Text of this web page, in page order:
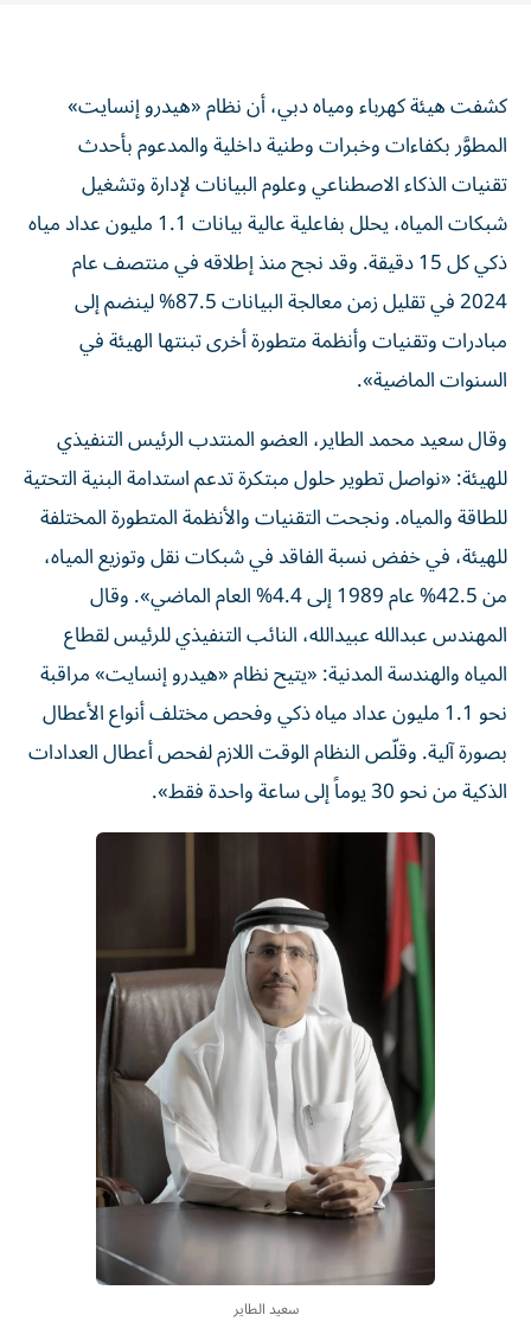
كشفت هيئة كهرباء ومياه دبي، أن نظام «هيدرو إنسايت»
المطوَّر بكفاءات وخبرات وطنية داخلية والمدعوم بأحدث
تقنيات الذكاء الاصطناعي وعلوم البيانات لإدارة وتشغيل
شبكات المياه، يحلل بفاعلية عالية بيانات 1.1 مليون عداد مياه
ذكي كل 15 دقيقة. وقد نجح منذ إطلاقه في منتصف عام
2024 في تقلیل زمن معالجة البیانات 87.5% لينضم إلى
مبادرات وتقنيات وأنظمة متطورة أخرى تبنتها الهيئة في
السنوات الماضية».
وقال سعيد محمد الطاير، العضو المنتدب الرئيس التنفيذي
للهيئة: «نواصل تطوير حلول مبتكرة تدعم استدامة البنية التحتية
للطاقة والمياه. ونجحت التقنيات والأنظمة المتطورة المختلفة
للهيئة، في خفض نسبة الفاقد في شبكات نقل وتوزيع المياه،
من 42.5% عام 1989 إلى 4.4% العام الماضي». وقال
المهندس عبدالله عبيدالله، النائب التنفيذي للرئيس لقطاع
المياه والهندسة المدنية: «يتيح نظام «هيدرو إنسايت» مراقبة
نحو 1.1 مليون عداد مياه ذكي وفحص مختلف أنواع الأعطال
بصورة آلية. وقلّص النظام الوقت اللازم لفحص أعطال العدادات
الذكية من نحو 30 يوماً إلى ساعة واحدة فقط».
سعيد الطاير